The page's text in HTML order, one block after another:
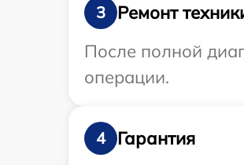
3
Ремонт
После полной
операции.
4
Гарантия